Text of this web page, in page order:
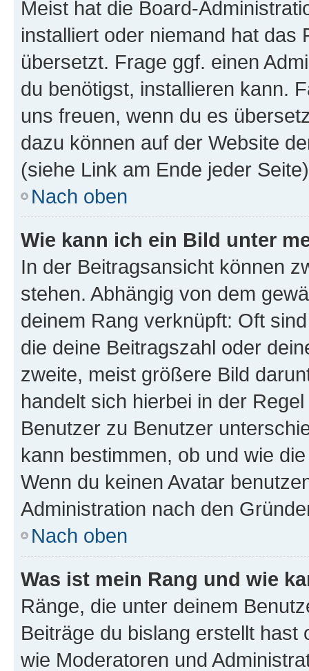
Meist hat die Board-
installiert oder niemand hat das
übersetzt. Frage ggf. einen
du benötigst, installieren kann.
uns freuen, wenn du es
dazu können auf der Website
(siehe Link am Ende jeder
Nach oben
Wie kann ich ein Bild unter
In der Beitragsansicht können
stehen. Abhängig von dem
deinem Rang verknüpft: Oft
die deine Beitragszahl oder
zweite, meist größere Bild
handelt sich hierbei in der
Benutzer zu Benutzer
kann bestimmen, ob und wie
Wenn du keinen Avatar
Administration nach den
Nach oben
Was ist mein Rang und wie
Ränge, die unter deinem
Beiträge du bislang erstellt
wie Moderatoren und